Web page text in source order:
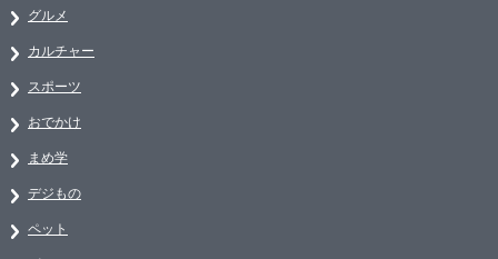
グルメ
カルチャー
スポーツ
おでかけ
まめ学
デジもの
ペット